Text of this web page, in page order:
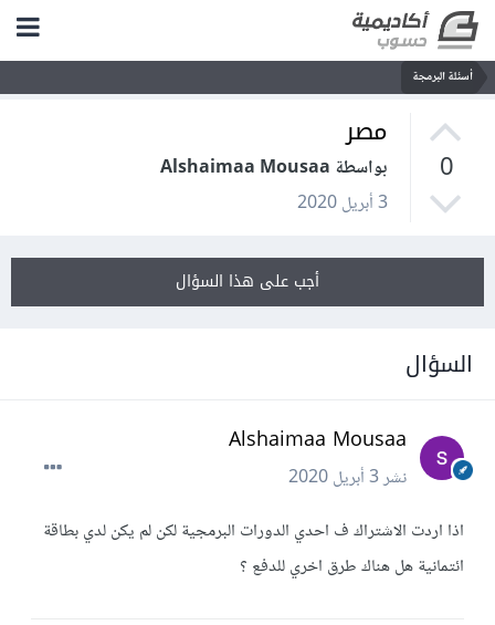
أسئلة البرمجة
0
مصر
بواسطة Alshaimaa Mousaa
3 أبريل 2020
أجب على هذا السؤال
السؤال
Alshaimaa Mousaa
نشر3 أبريل 2020
اذا اردت الاشتراك ف احدي الدورات البرمجية لكن لم يكن لدي بطاقة
ائتمانية هل هناك طرق اخري للدفع ؟